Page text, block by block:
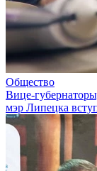
Общество
Вице-
мэр Липецка